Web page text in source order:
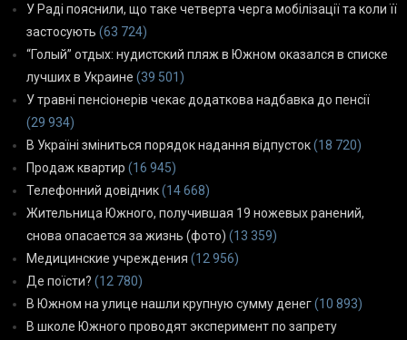
У Раді пояснили, що таке четверта черга мобілізації та коли її
застосують (63 724)
“Голый” отдых: нудистский пляж в Южном оказался в списке
лучших в Украине (39 501)
У травні пенсіонерів чекає додаткова надбавка до пенсії
(29 934)
В Україні зміниться порядок надання відпусток(18 720)
Продаж квартир (16 945)
Телефонний довідник(14 668)
Жительница Южного, получившая 19 ножевых ранений,
снова опасается за жизнь (фото) (13 359)
Медицинские учреждения (12 956)
Де поїсти? (12 780)
В Южном на улице нашли крупную сумму денег(10 893)
В школе Южного проводят эксперимент по запрету